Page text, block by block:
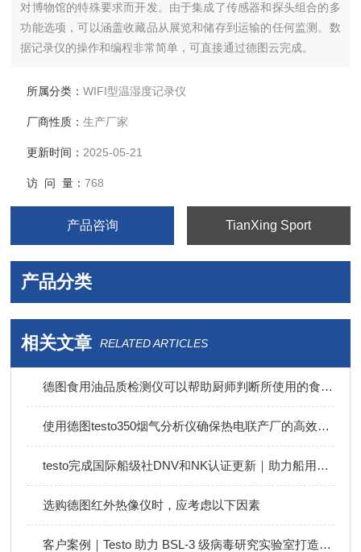
对博物馆的特殊要求而开发。由于集成了传感器和探头组合的多
功能选项，可以涵盖收藏品从展览和储存到运输的任何监测。数
据记录仪的操作和编程非常简单，可直接通过德图云完成。
所属分类：WIFI型温湿度记录仪
厂商性质：生产厂家
更新时间： 2025-05-21
访 问 量：768
产品咨询 TianXing Sport
产品分类
相关文章 RELATED ARTICLES
德图食用油品质检测仪可以帮助厨师判断所使用的食用油是否安全可靠
使用德图testo350烟气分析仪确保热电联产厂的高效运行
testo完成国际船级社DNV和NK认证更新｜助力船用烟气监测业务
选购德图红外热像仪时，应考虑以下因素
客户案例｜Testo 助力 BSL-3 级病毒研究实验室打造卓越环境监测